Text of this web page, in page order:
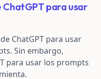
para usar
ChatGPT para usar
Sin embargo,
para usar los prompts